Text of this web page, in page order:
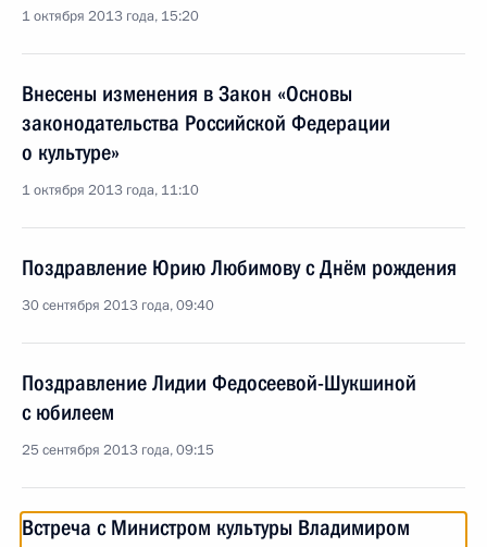
1 октября 2013 года, 15:20
Внесены изменения в Закон «Основы
законодательства Российской Федерации
о культуре»
1 октября 2013 года, 11:10
Поздравление Юрию Любимову с Днём рождения
30 сентября 2013 года, 09:40
Поздравление Лидии Федосеевой-Шукшиной
с юбилеем
25 сентября 2013 года, 09:15
Встреча с Министром культуры Владимиром